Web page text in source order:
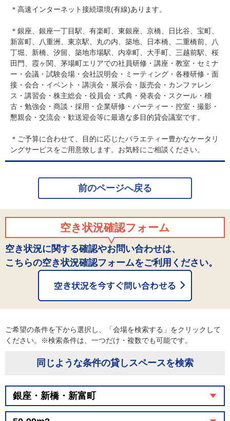
＊高速インターネット接続環境(有線)あります。
＊銀座、銀座一丁目駅、有楽町、東銀座、京橋、日比谷、宝町、
新富町、八重洲、東京駅、丸の内、築地、日本橋、二重橋前、八
丁堀、新橋、汐留、築地市場駅、内幸町、大手町、三越前駅、桜
田門、霞ヶ関、茅場町エリアでの社員研修・講座・教室・セミナ
ー・会議・試験会場・会社説明会・ミーティング・各種研修・面
接・会合・イベント・講演会・展示会・販売会・カンファレン
ス・講習会・株主総会・役員会・式典・発表会・スクール・稽
古・勉強会・商談・採用・企業研修・パーティー・控室・撮影・
懇親会・交流会・歓送迎会等に最適な多目的貸会議室です。
＊ご予算に合わせて、目的に応じたバラエティー豊かなケータリ
ングサービスをご用意致します。お気軽にご相談ください。
前のページへ戻る
空き状況確認フォーム
空き状況に関する確認やお問い合わせは、
こちらの空き状況確認フォームをご利用ください。
ご希望の条件を下から選択し、「会場を検索する」をクリックして
ください。※検索条件は、一つだけ・複数でも可能です。
同じような条件の貸しスペースを検索